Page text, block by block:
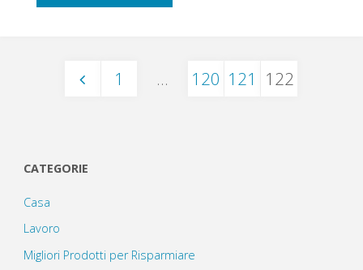
degli
1 … 120 121 122
CATEGORIE
Casa
Lavoro
Migliori Prodotti per Risparmiare